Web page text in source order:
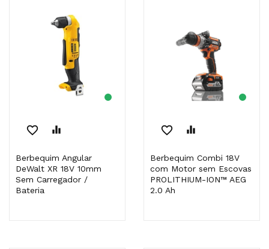
favorite_border equalizer
Berbequim Angular
DeWalt XR 18V 10mm
Sem Carregador /
Bateria
favorite_border equalizer
Berbequim Combi 18V
com Motor sem Escovas
PROLITHIUM-ION™ AEG
2.0 Ah